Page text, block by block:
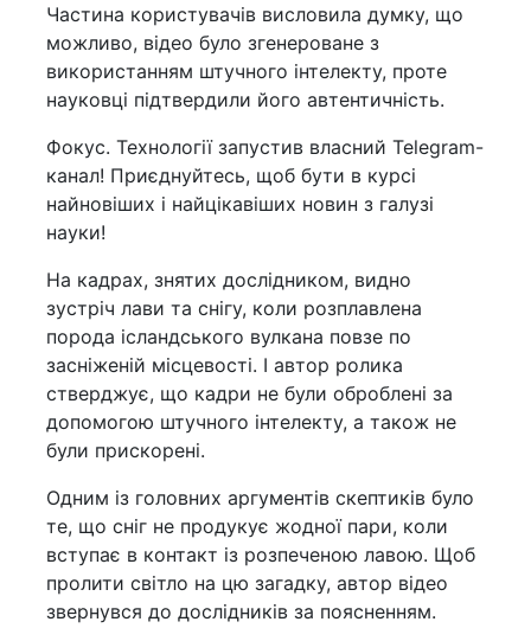
Частина користувачів висловила думку, що
можливо, відео було згенероване з
використанням штучного інтелекту, проте
науковці підтвердили його автентичність.
Фокус. Технології запустив власний Telegram-
канал! Приєднуйтесь, щоб бути в курсі
найновіших і найцікавіших новин з галузі
науки!
На кадрах, знятих дослідником, видно
зустріч лави та снігу, коли розплавлена
порода ісландського вулкана повзе по
засніженій місцевості. І автор ролика
стверджує, що кадри не були оброблені за
допомогою штучного інтелекту, а також не
були прискорені.
Одним із головних аргументів скептиків було
те, що сніг не продукує жодної пари, коли
вступає в контакт із розпеченою лавою. Щоб
пролити світло на цю загадку, автор відео
звернувся до дослідників за поясненням.